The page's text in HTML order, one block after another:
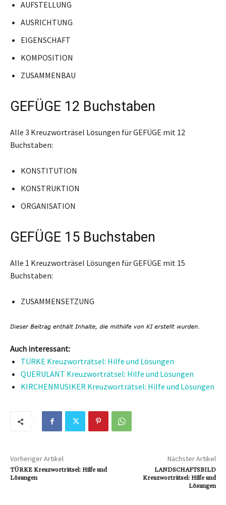
AUFSTELLUNG
AUSRICHTUNG
EIGENSCHAFT
KOMPOSITION
ZUSAMMENBAU
GEFÜGE 12 Buchstaben
Alle 3 Kreuzworträsel Lösungen für GEFÜGE mit 12
Buchstaben:
KONSTITUTION
KONSTRUKTION
ORGANISATION
GEFÜGE 15 Buchstaben
Alle 1 Kreuzworträsel Lösungen für GEFÜGE mit 15
Buchstaben:
ZUSAMMENSETZUNG
Auch interessant:
TÜRKE Kreuzworträtsel: Hilfe und Lösungen
QUERULANT Kreuzworträtsel: Hilfe und Lösungen
KIRCHENMUSIKER Kreuzworträtsel: Hilfe und Lösungen
Vorheriger Artikel
TÜRKE Kreuzworträtsel: Hilfe und
Lösungen
Nächster Artikel
LANDSCHAFTSBILD
Kreuzworträtsel: Hilfe und
Lösungen